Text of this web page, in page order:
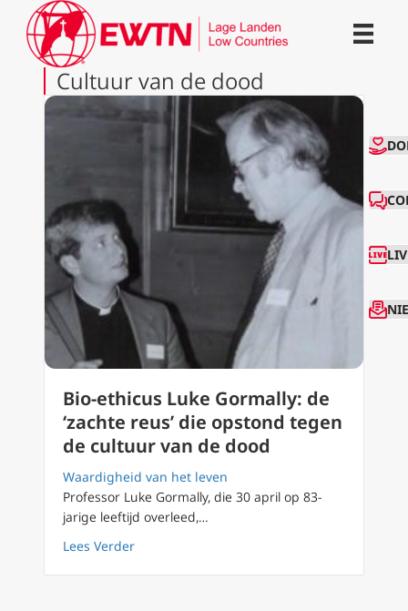
Cultuur van de dood
Bio-ethicus Luke Gormally: de
‘zachte reus’ die opstond tegen
de cultuur van de dood
Waardigheid van het leven
Professor Luke Gormally, die 30 april op 83-
jarige leeftijd overleed,…
Lees Verderabout Bio-ethicus Luke Gormally: de